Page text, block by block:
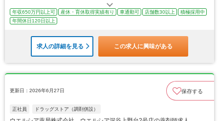
年収650万円以上可 産休・育休取得実績有り 車通勤可 店舗数30以上
積極採用中
年間休日120日以上
求人の詳細を見る この求人に興味がある
更新日：2026年6月27日 保存する
正社員 ドラッグストア（調剤併設）